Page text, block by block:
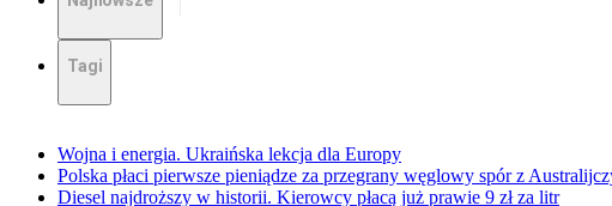
Tagi
Wojna i energia. Ukraińska lekcja dla Europy
Polska płaci pierwsze pieniądze za przegrany węglowy spór z
Diesel najdroższy w historii. Kierowcy płacą już prawie 9 zł za litr